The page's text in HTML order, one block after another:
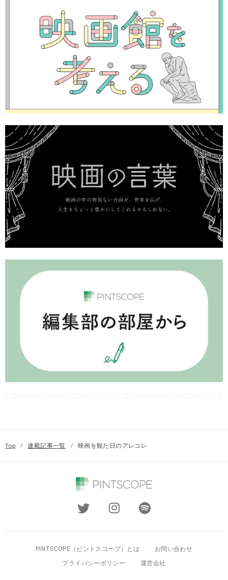
Top / 連載記事一覧 / 映画を観た日のアレコレ
PINTSCOPE（ピントスコープ）とは
お問い合わせ
プライバシーポリシー
運営会社